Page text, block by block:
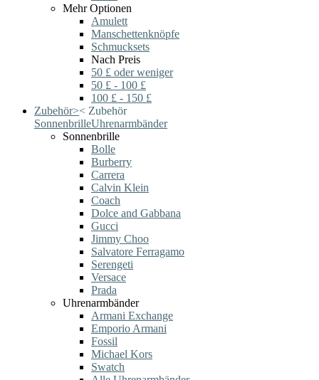
Mehr Optionen
Amulett
Manschettenknöpfe
Schmucksets
Nach Preis
50 £ oder weniger
50 £ - 100 £
100 £ - 150 £
Zubehör>< Zubehör
SonnenbrilleUhrenarmbänder
Sonnenbrille
Bolle
Burberry
Carrera
Calvin Klein
Coach
Dolce and Gabbana
Gucci
Jimmy Choo
Salvatore Ferragamo
Serengeti
Versace
Prada
Uhrenarmbänder
Armani Exchange
Emporio Armani
Fossil
Michael Kors
Swatch